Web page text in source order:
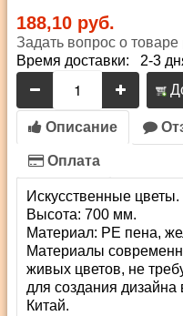
188,10 руб.
Задать вопрос о товаре
Время доставки: 2-3
Описание
Оплата
Искусственные цветы.
Высота: 700 мм.
Материал: PE пена,
Материалы
живых цветов, не
для создания дизайна
Китай.